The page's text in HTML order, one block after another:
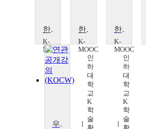
한국사회와 정체성
K-
MOOC
인
대
학
술
한국사회와 정체성
K-
MOOC
인
하
대
학
교
K
학
술
한국사회와 정체성
K-
MOOC
인
하
대
학
교
K
학
술
우리 문화의 정체성과 문화산업